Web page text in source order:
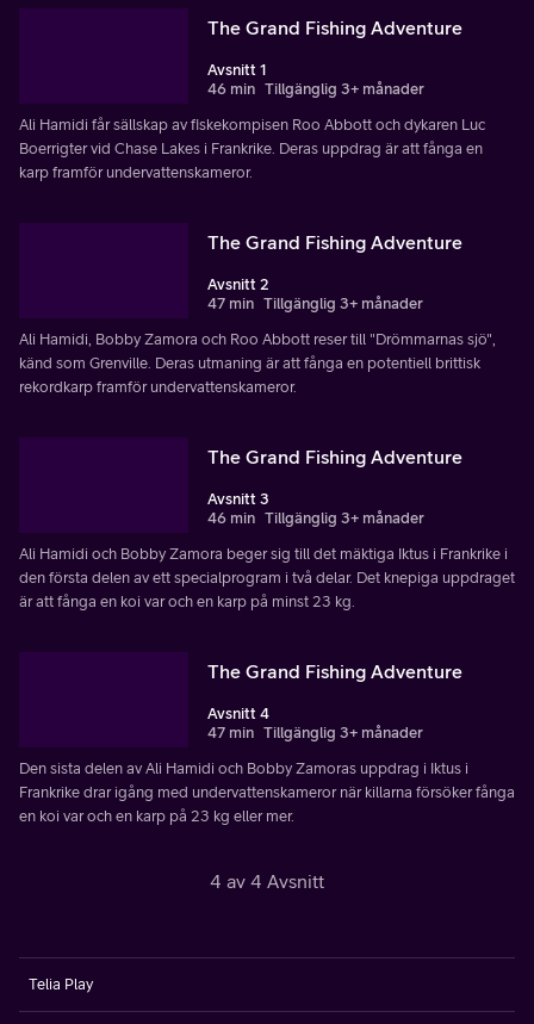
The Grand Fishing Adventure
Avsnitt 1
46 min Tillgänglig 3+ månader
Ali Hamidi får sällskap av fiskekompisen Roo Abbott och dykaren Luc
Boerrigter vid Chase Lakes i Frankrike. Deras uppdrag är att fånga en
karp framför undervattenskameror.
The Grand Fishing Adventure
Avsnitt 2
47 min Tillgänglig 3+ månader
Ali Hamidi, Bobby Zamora och Roo Abbott reser till "Drömmarnas sjö",
känd som Grenville. Deras utmaning är att fånga en potentiell brittisk
rekordkarp framför undervattenskameror.
The Grand Fishing Adventure
Avsnitt 3
46 min Tillgänglig 3+ månader
Ali Hamidi och Bobby Zamora beger sig till det mäktiga Iktus i Frankrike i
den första delen av ett specialprogram i två delar. Det knepiga uppdraget
är att fånga en koi var och en karp på minst 23 kg.
The Grand Fishing Adventure
Avsnitt 4
47 min Tillgänglig 3+ månader
Den sista delen av Ali Hamidi och Bobby Zamoras uppdrag i Iktus i
Frankrike drar igång med undervattenskameror när killarna försöker fånga
en koi var och en karp på 23 kg eller mer.
4 av 4 Avsnitt
Telia Play